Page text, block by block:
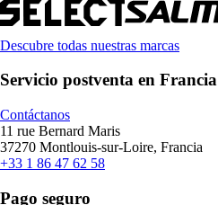
Descubre todas nuestras marcas
Servicio postventa en Francia
Contáctanos
11 rue Bernard Maris
37270 Montlouis-sur-Loire, Francia
+33 1 86 47 62 58
Pago seguro